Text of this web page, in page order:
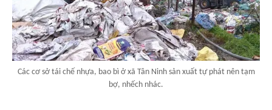
Các cơ sở tái chế nhựa, bao bì ở xã Tân Ninh sản xuất tự phát nên tạm
bợ, nhếch nhác.